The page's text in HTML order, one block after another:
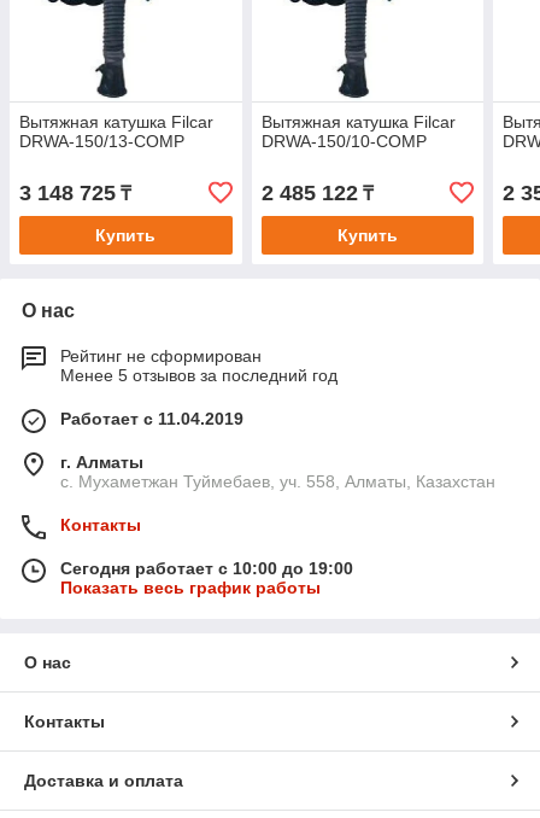
Вытяжная катушка Filcar
DRWA-150/13-COMP
3 148 725 ₸
Купить
Вытяжная катушка Filcar
DRWA-150/10-COMP
2 485 122₸
Купить
2
О нас
Рейтинг не сформирован
Менее 5 отзывов за последний год
Работает с 11.04.2019
г. Алматы
с. Мухаметжан Туймебаев, уч. 558, Алматы, Казахстан
Контакты
Сегодня работает с 10:00 до 19:00
Показать весь график работы
О нас
Контакты
Доставка и оплата